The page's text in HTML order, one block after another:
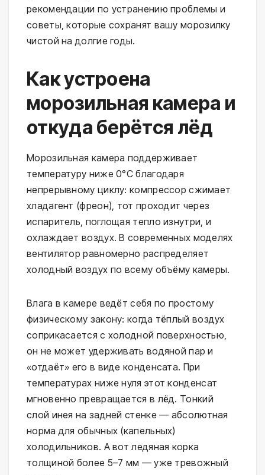
рекомендации по устранению проблемы и
советы, которые сохранят вашу морозилку
чистой на долгие годы.
Как устроена
морозильная камера и
откуда берётся лёд
Морозильная камера поддерживает
температуру ниже 0°C благодаря
непрерывному циклу: компрессор сжимает
хладагент (фреон), тот проходит через
испаритель, поглощая тепло изнутри, и
охлаждает воздух. В современных моделях
вентилятор равномерно распределяет
холодный воздух по всему объёму камеры.
Влага в камере ведёт себя по простому
физическому закону: когда тёплый воздух
соприкасается с холодной поверхностью,
он не может удерживать водяной пар и
«отдаёт» его в виде конденсата. При
температурах ниже нуля этот конденсат
мгновенно превращается в лёд. Тонкий
слой инея на задней стенке — абсолютная
норма для обычных (капельных)
холодильников. А вот ледяная корка
толщиной более 5–7 мм — уже тревожный